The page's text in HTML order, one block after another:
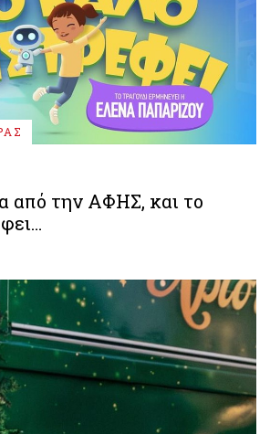
από την ΑΦΗΣ, και το